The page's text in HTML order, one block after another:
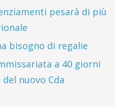
pesarà di più
bisogno di regalie
a 40 giorni
nuovo Cda